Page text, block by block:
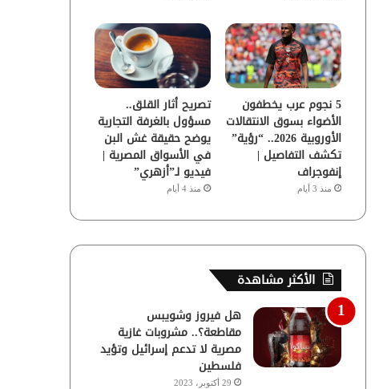
5 نجوم عرب يخطفون
الأضواء بسوق الانتقالات
الأوروبية 2026.. “رؤية”
تكشف التفاصيل |
إنفوجراف
منذ 3 أيام
تصريح أثار القلق..
مسؤول بالغرفة التجارية
يوضح حقيقة غش البن
في الأسواق المصرية |
فيديو لـ”أزهري”
منذ 4 أيام
الأكثر مشاهدة
هل فيروز وشويبس
مقاطعة؟.. مشروبات غازية
مصرية لا تدعم إسرائيل وتؤيد
فلسطين
29 أكتوبر، 2023